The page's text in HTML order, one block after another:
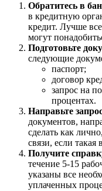
Обратитесь в
в кредитную
кредит. Лучше
могут
Подготовьте
следующие
паспорт;
договор
запрос на
процентах.
Направьте
документов,
сделать как
связи, если
Получите
течение 5-15
указаны все
уплаченных